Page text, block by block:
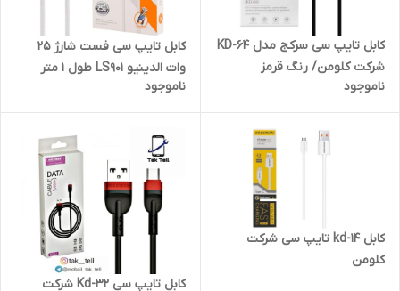
کابل تایپ سی سرکج مدل KD-64
شرکت کلومن/ رنگ قرمز
ناموجود
کابل تایپ سی فست شارژ 25
وات الدینیو LS901 طول 1 متر
ناموجود
کابل kd-14 تایپ سی شرکت
کلومن
کابل تایپ سی Kd-32 شرکت